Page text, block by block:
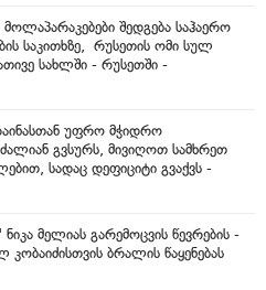
შედგება საჰაერო
საკითხზე, რუსეთის ომი სულ
სახლში - რუსეთში -
უფრო მჭიდრო
გვსურს, მივიღოთ სამხრეთ
სადაც დეფიციტი გვაქვს -
მელიას გარემოცვის წევრების -
ბრალის წაყენებას